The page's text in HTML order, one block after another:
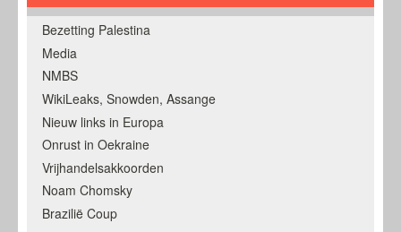
Bezetting Palestina
Media
NMBS
WikiLeaks, Snowden, Assange
Nieuw links in Europa
Onrust in Oekraine
Vrijhandelsakkoorden
Noam Chomsky
Brazilië Coup